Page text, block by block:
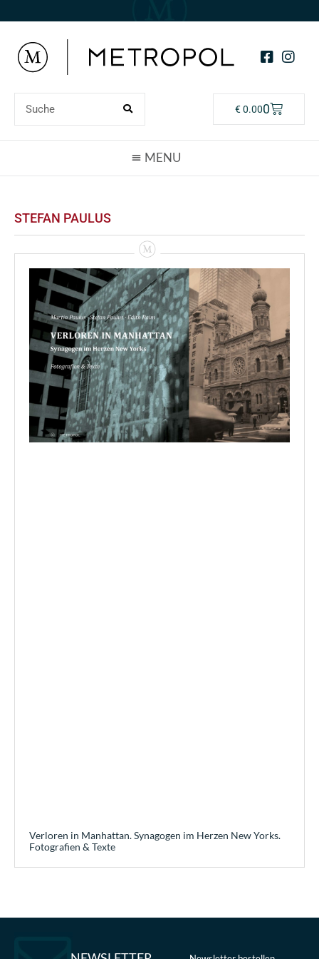
€0.000
STEFAN PAULUS
Verloren in Manhattan. Synagogen im Herzen New Yorks.
Fotografien & Texte